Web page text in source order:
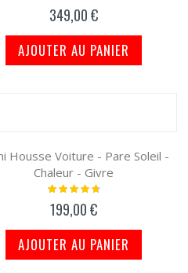
349,00 €
AJOUTER AU PANIER
Housse Voiture - Pare Soleil -
Chaleur - Givre
Notation:
199,00 €
AJOUTER AU PANIER